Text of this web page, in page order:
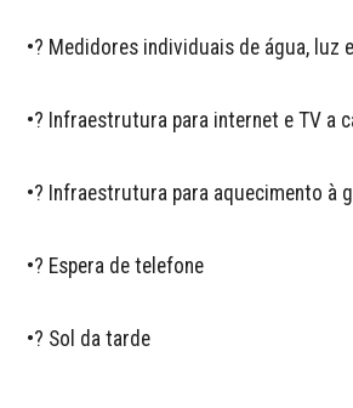
•? Medidores individuais de água, luz
•? Infraestrutura para internet e TV a
•? Infraestrutura para aquecimento à
•? Espera de telefone
•? Sol da tarde